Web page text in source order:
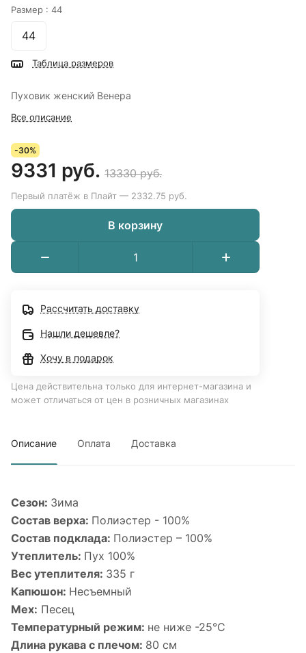
Размер : 44
44
Таблица размеров
Пуховик женский Венера
Все описание
-30%
9331 руб. 13330 руб.
Первый платёж в Плайт — 2332.75 руб.
В корзину
Рассчитать доставку
Нашли дешевле?
Хочу в подарок
Цена действительна только для интернет-магазина и
может отличаться от цен в розничных магазинах
Описание Оплата Доставка
Сезон: Зима
Состав верха: Полиэстер - 100%
Состав подклада: Полиэстер – 100%
Утеплитель: Пух 100%
Вес утеплителя: 335 г
Капюшон: Несъемный
Мех: Песец
Температурный режим: не ниже -25°С
Длина рукава с плечом: 80 см